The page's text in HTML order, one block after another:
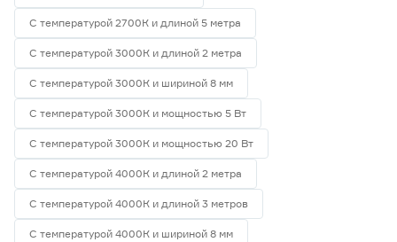
С температурой 2700К и длиной 5 метра
С температурой 3000К и длиной 2 метра
С температурой 3000К и шириной 8 мм
С температурой 3000К и мощностью 5 Вт
С температурой 3000К и мощностью 20 Вт
С температурой 4000К и длиной 2 метра
С температурой 4000К и длиной 3 метров
С температурой 4000К и шириной 8 мм